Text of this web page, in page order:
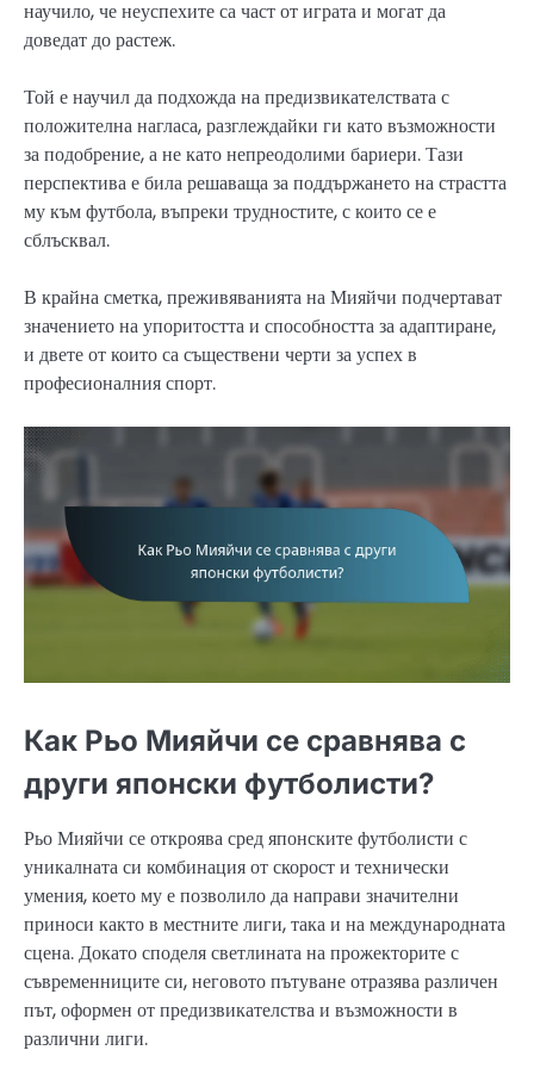
научило, че неуспехите са част от играта и могат да
доведат до растеж.
Той е научил да подхожда на предизвикателствата с
положителна нагласа, разглеждайки ги като възможности
за подобрение, а не като непреодолими бариери. Тази
перспектива е била решаваща за поддържането на страстта
му към футбола, въпреки трудностите, с които се е
сблъсквал.
В крайна сметка, преживяванията на Мияйчи подчертават
значението на упоритостта и способността за адаптиране,
и двете от които са съществени черти за успех в
професионалния спорт.
Как Рьо Мияйчи се сравнява с
други японски футболисти?
Рьо Мияйчи се откроява сред японските футболисти с
уникалната си комбинация от скорост и технически
умения, което му е позволило да направи значителни
приноси както в местните лиги, така и на международната
сцена. Докато споделя светлината на прожекторите с
съвременниците си, неговото пътуване отразява различен
път, оформен от предизвикателства и възможности в
различни лиги.